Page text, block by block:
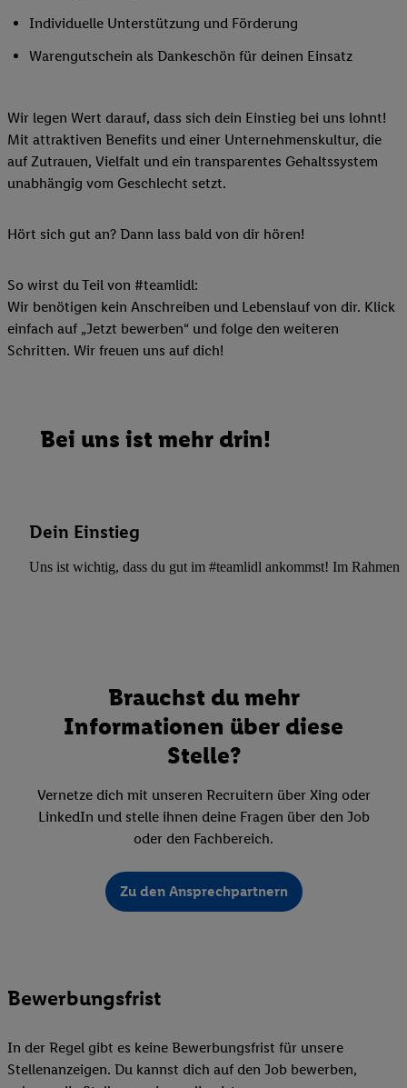
Individuelle Unterstützung und Förderung
Warengutschein als Dankeschön für deinen Einsatz
Wir legen Wert darauf, dass sich dein Einstieg bei uns lohnt!
Mit attraktiven Benefits und einer Unternehmenskultur, die
auf Zutrauen, Vielfalt und ein transparentes Gehaltssystem
unabhängig vom Geschlecht setzt.
Hört sich gut an? Dann lass bald von dir hören!
So wirst du Teil von #teamlidl:
Wir benötigen kein Anschreiben und Lebenslauf von dir. Klick
einfach auf „Jetzt bewerben“ und folge den weiteren
Schritten. Wir freuen uns auf dich!
Bei uns ist mehr drin!
Dein Einstieg
Uns ist wichtig, dass du gut im #teamlidl ankommst! Im Rahmen
Brauchst du mehr
Informationen über diese
Stelle?
Vernetze dich mit unseren Recruitern über Xing oder
LinkedIn und stelle ihnen deine Fragen über den Job
oder den Fachbereich.
Zu den Ansprechpartnern
Bewerbungsfrist
In der Regel gibt es keine Bewerbungsfrist für unsere
Stellenanzeigen. Du kannst dich auf den Job bewerben,